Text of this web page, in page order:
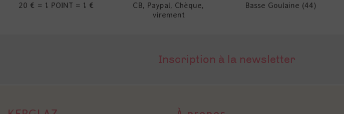
20 € = 1 POINT = 1 €
CB, Paypal, Chèque,
virement
Basse Goulaine (44)
Inscription à la newsletter